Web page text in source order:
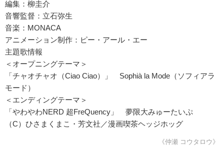
編集：柳圭介
音響監督：立石弥生
音楽：MONACA
アニメーション制作：ピー・アール・エー
主題歌情報
＜オープニングテーマ＞
「チャオチャオ（Ciao Ciao）」 Sophià la Mode（ソフィアラ
モード）
＜エンディングテーマ＞
「やわやわNERD 超FreQuency」 夢限大みゅーたいぷ
（C）ひさまくまこ・芳文社／漫画喫茶ヘッジホッグ
《仲瀬 コウタロウ》